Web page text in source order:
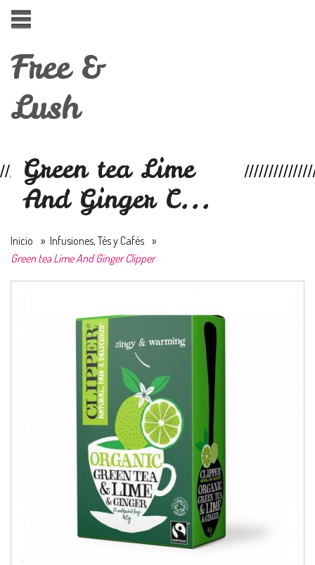
Free &
Lush
Green tea Lime
And Ginger C...
Inicio » Infusiones, Tés y Cafés »
Green tea Lime And Ginger Clipper